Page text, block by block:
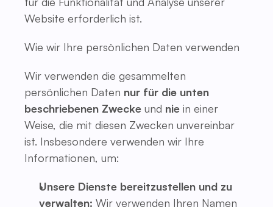
Website erforderlich ist.
Wie wir Ihre persönlichen Daten verwenden
Wir verwenden die gesammelten
persönlichen Daten nur für die unten
beschriebenen Zwecke und nie in einer
Weise, die mit diesen Zwecken unvereinbar
ist. Insbesondere verwenden wir Ihre
Informationen, um:
Unsere Dienste bereitzustellen und zu
verwalten: Wir verwenden Ihren Namen